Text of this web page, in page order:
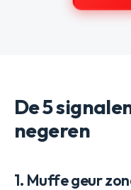
De 5
negeren
1. Muffe geur